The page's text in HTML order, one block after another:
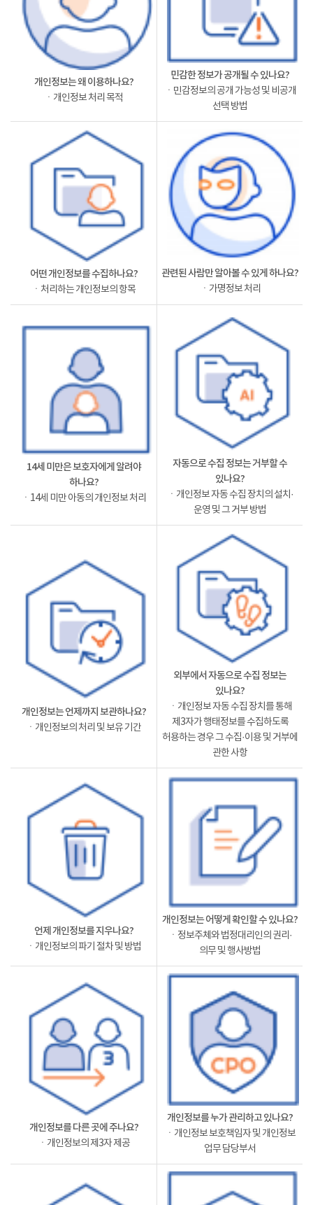
개인정보는 왜 이용하나요?
ㆍ개인정보 처리 목적
민감한 정보가 공개될 수 있나요?
ㆍ민감정보의 공개 가능성 및 비공개
선택 방법
어떤 개인정보를 수집하나요?
ㆍ처리하는 개인정보의 항목
관련된 사람만 알아볼 수 있게 하나요?
ㆍ가명정보 처리
14세 미만은 보호자에게 알려야
하나요?
ㆍ14세 미만 아동의 개인정보 처리
자동으로 수집 정보는 거부할 수
있나요?
ㆍ개인정보 자동 수집 장치의 설치·
운영 및 그 거부 방법
개인정보는 언제까지 보관하나요?
ㆍ개인정보의 처리 및 보유 기간
외부에서 자동으로 수집 정보는
있나요?
ㆍ개인정보 자동 수집 장치를 통해
제3자가 행태정보를 수집하도록
허용하는 경우 그 수집·이용 및 거부에
관한 사항
언제 개인정보를 지우나요?
ㆍ개인정보의 파기 절차 및 방법
개인정보는 어떻게 확인할 수 있나요?
ㆍ정보주체와 법정대리인의 권리·
의무 및 행사방법
개인정보를 다른 곳에 주나요?
ㆍ개인정보의 제3자 제공
개인정보를 누가 관리하고 있나요?
ㆍ개인정보 보호책임자 및 개인정보
업무 담당부서